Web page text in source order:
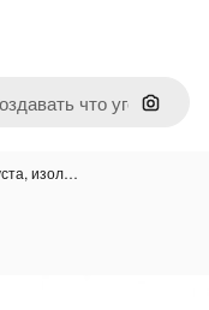
Поиск
изол…